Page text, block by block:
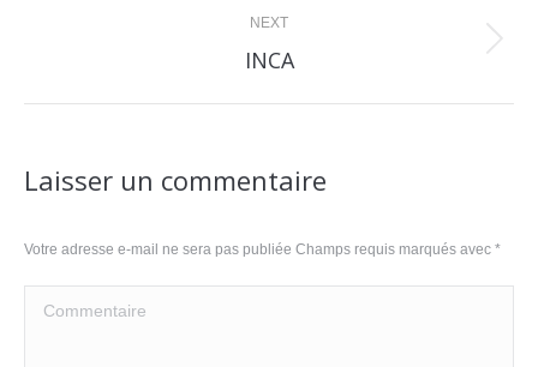
NEXT
Next
INCA
Laisser un commentaire
Votre adresse e-mail ne sera pas publiée Champs requis marqués avec *
Commentaire